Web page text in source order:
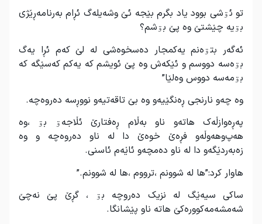
تو ئۊشی بوود یاد بگرم بێجە ئێ وشەیلەگ ئڕام بەرنامەڕێژی
بۊیە چێشتێ وە پێ بۊشم؟
ئەگەر بتۊەنم یەکمجار دەسخوەشی لە لێ کەم ئڕا یەگ
بۊەسە دووسم و ئێکەش وە پێ ئویشم کە یەکم کەسێگە کە
بۊمەسە دووس وەلێا”
وە چەو نارنجی ڕەنگێیەو وە بێ تاقەتیەو نووڕسە دەروەچە.
پەڕەوازڵەک هاتەو ناو بەڵام ڕەفتارێ ئڵاجەۊ بۊ ،وە
هەپ‌وهەوڵەو فڕەێ خوەێ دا لە ناو دەروەچە و وە
زەبەردێگەو دا لە ناو دەمچەو ئاێەم ئاسنی.
هاوار کرد:”ها لە شوونم ،ترووم ،ها لە شوونم.”
ساکی سیەێگ لە نزیک دەروچە بۊ ، گڕێ پێ نەچێ
شەمشەمەکوورەکێ هاتە ناو پێشانگا.